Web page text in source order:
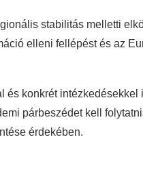
stabilitás melletti
elleni fellépést és az
és konkrét
párbeszédet kell
érdekében.